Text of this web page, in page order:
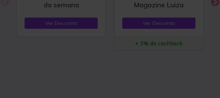
da semana
Ver Desconto
Magazine Luiza
Ver Desconto
+ 3% de cashback